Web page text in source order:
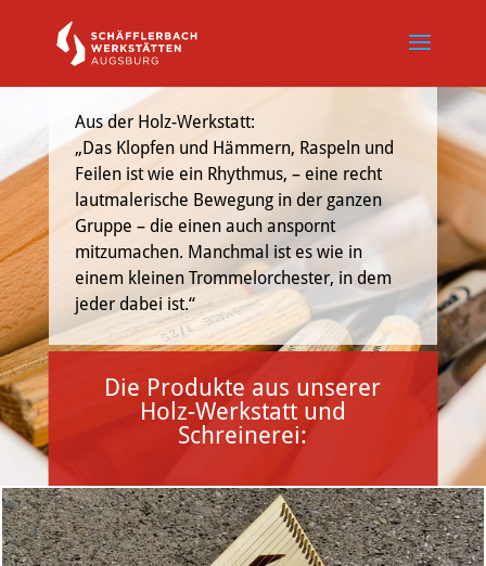
Aus der Holz-Werkstatt:
„Das Klopfen und Hämmern, Raspeln und
Feilen ist wie ein Rhythmus, – eine recht
lautmalerische Bewegung in der ganzen
Gruppe – die einen auch anspornt
mitzumachen. Manchmal ist es wie in
einem kleinen Trommelorchester, in dem
jeder dabei ist.“
Die Produkte aus unserer
Holz-Werkstatt und
Schreinerei: